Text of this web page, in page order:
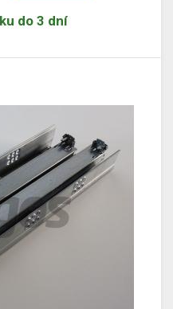
do 3 dní